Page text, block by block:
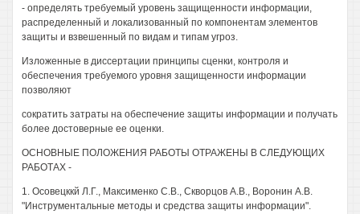
- определять требуемый уровень защищенности информации,
распределенный и локализованный по компонентам элементов
защиты и взвешенный по видам и типам угроз.
Изложенные в диссертации принципы сценки, контроля и
обеспечения требуемого уровня защищенности информации
позволяют
сократить затраты на обеспечение защиты информации и получать
более достоверные ее оценки.
ОСНОВНЫЕ ПОЛОЖЕНИЯ РАБОТЫ ОТРАЖЕНЫ В СЛЕДУЮЩИХ
РАБОТАХ -
1. Осовецккй Л.Г., Максименко C.B., Скворцов A.B., Воронин A.B.
"Инструментальные методы и средства защиты информации".